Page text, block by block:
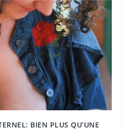
BIEN PLUS QU’UNE